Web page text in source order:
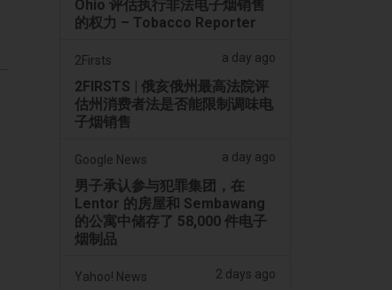
Ohio 评估执行非法电子烟销售
的权力 – Tobacco Reporter
2Firsts a day ago
2FIRSTS | 俄亥俄州最高法院评
估州消费者法是否能限制调味电
子烟销售
Google News a day ago
男子承认参与犯罪集团，在
Lentor 的房屋和 Sembawang
的公寓中储存了 58,000 件电子
烟制品
Yahoo! News 2 days ago